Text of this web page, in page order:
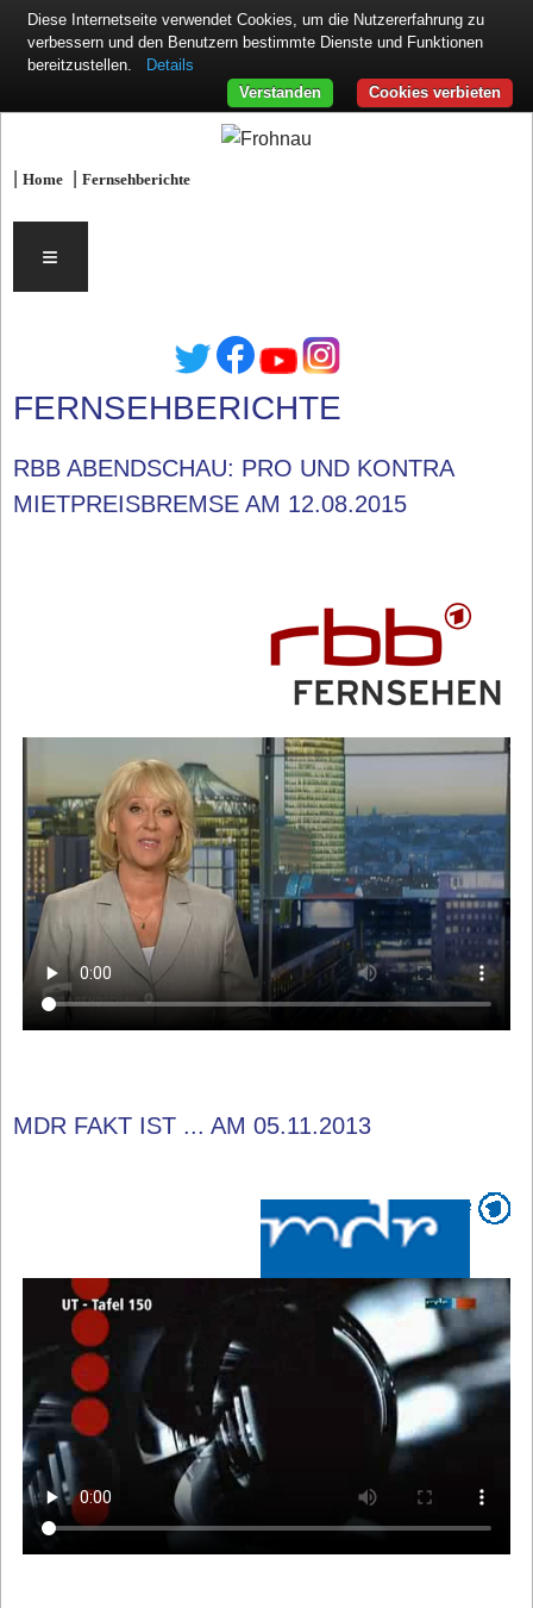
|Home |Fernsehberichte
≡
FERNSEHBERICHTE
RBB ABENDSCHAU: PRO UND KONTRA
MIETPREISBREMSE AM 12.08.2015
MDR FAKT IST ... AM 05.11.2013
Diese Internetseite verwendet Cookies, um die Nutzererfahrung zu
verbessern und den Benutzern bestimmte Dienste und Funktionen
bereitzustellen.
Details
Cookies verbieten
Verstanden